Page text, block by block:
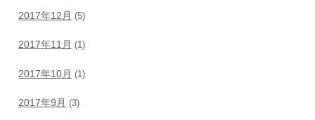
2017年12月 (5)
2017年11月 (1)
2017年10月 (1)
2017年9月 (3)